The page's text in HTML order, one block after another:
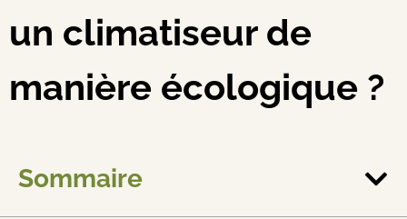
un climatiseur de
manière écologique ?
Sommaire